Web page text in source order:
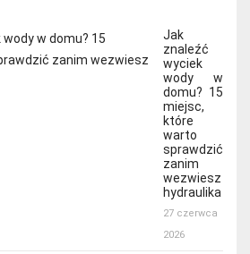
Jak
znaleźć
wyciek
wody w
domu? 15
miejsc,
które
warto
sprawdzić
zanim
wezwiesz
hydraulika
27 czerwca
2026